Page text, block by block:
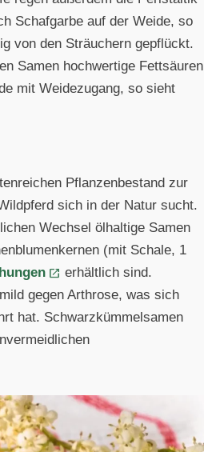
Schafgarbe auf der Weide, so
von den Sträuchern gepflückt.
Samen hochwertige Fettsäuren
mit Weidezugang, so sieht
Pflanzenbestand zur
sich in der Natur sucht.
Wechsel ölhaltige Samen
(mit Schale, 1
erhältlich sind.
gegen Arthrose, was sich
hat. Schwarzkümmelsamen